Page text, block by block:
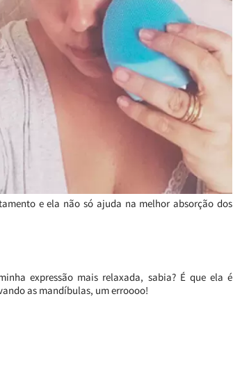
e ela não só ajuda na melhor absorção dos
expressão mais relaxada, sabia? É que ela é
as mandíbulas, um erroooo!